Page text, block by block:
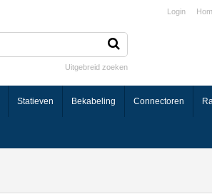
Login
Uitgebreid zoeken
Statieven Bekabeling Connectoren